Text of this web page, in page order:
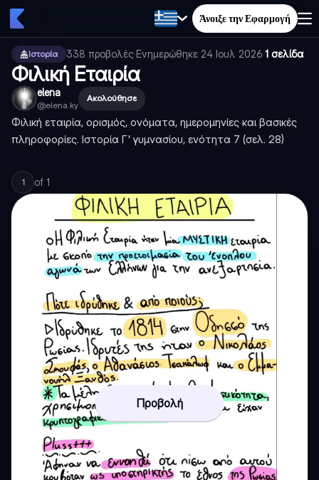
Άνοιξε την Εφαρμογή
Ιστορία 338 προβολές·Ενημερώθηκε 24 Ιουλ 2026·1 σελίδα
Φιλική Εταιρία
elena
@elena.ky
Ακολούθησε
Φιλική εταιρία, ορισμός, ονόματα, ημερομηνίες και βασικές
πληροφορίες. Ιστορία Γ' γυμνασίου, ενότητα 7 (σελ. 28)
1 of 1
Προβολή